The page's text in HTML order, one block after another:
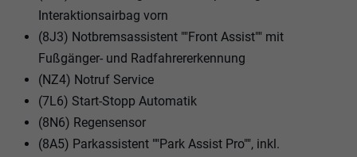
Interaktionsairbag vorn
(8J3) Notbremsassistent ""Front Assist"" mit
Fußgänger- und Radfahrererkennung
(NZ4) Notruf Service
(7L6) Start-Stopp Automatik
(8N6) Regensensor
(8A5) Parkassistent ""Park Assist Pro"", inkl.